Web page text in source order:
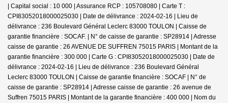
| Capital social : 10 000 | Assurance RCP : 105708080 | Carte T :
CPI83052018000025030 | Date de délivrance : 2024-02-16 | Lieu de
délivrance : 236 Boulevard Général Leclerc 83000 TOULON | Caisse de
garantie financière : SOCAF. | N° de caisse de garantie : SP28914 | Adresse
caisse de garantie : 26 AVENUE DE SUFFREN 75015 PARIS | Montant de la
garantie financière : 300 000 | Carte G : CPI83052018000025030 | Date de
délivrance : 2024-02-16 | Lieu de délivrance : 236 Boulevard Général
Leclerc 83000 TOULON | Caisse de garantie financière : SOCAF | N° de
caisse de garantie : SP28914 | Adresse caisse de garantie : 26 avenue de
Suffren 75015 PARIS | Montant de la garantie financière : 400 000 | Nom du